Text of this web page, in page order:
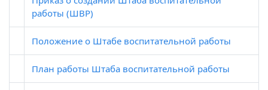
работы (ШВР)
Положение о Штабе воспитательной работы
План работы Штаба воспитательной работы